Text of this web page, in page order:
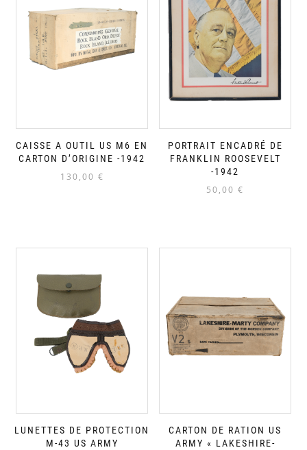
CAISSE A OUTIL US M6 EN
CARTON D’ORIGINE -1942
130,00 €
PORTRAIT ENCADRÉ DE
FRANKLIN ROOSEVELT
-1942
50,00 €
LUNETTES DE PROTECTION
M-43 US ARMY
CARTON DE RATION US
ARMY « LAKESHIRE-